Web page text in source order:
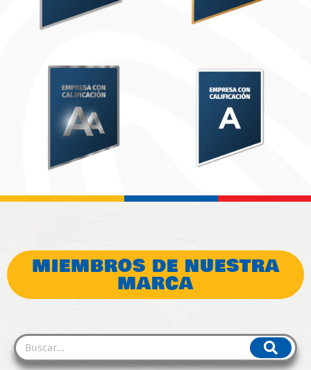
MIEMBROS DE NUESTRA
MARCA